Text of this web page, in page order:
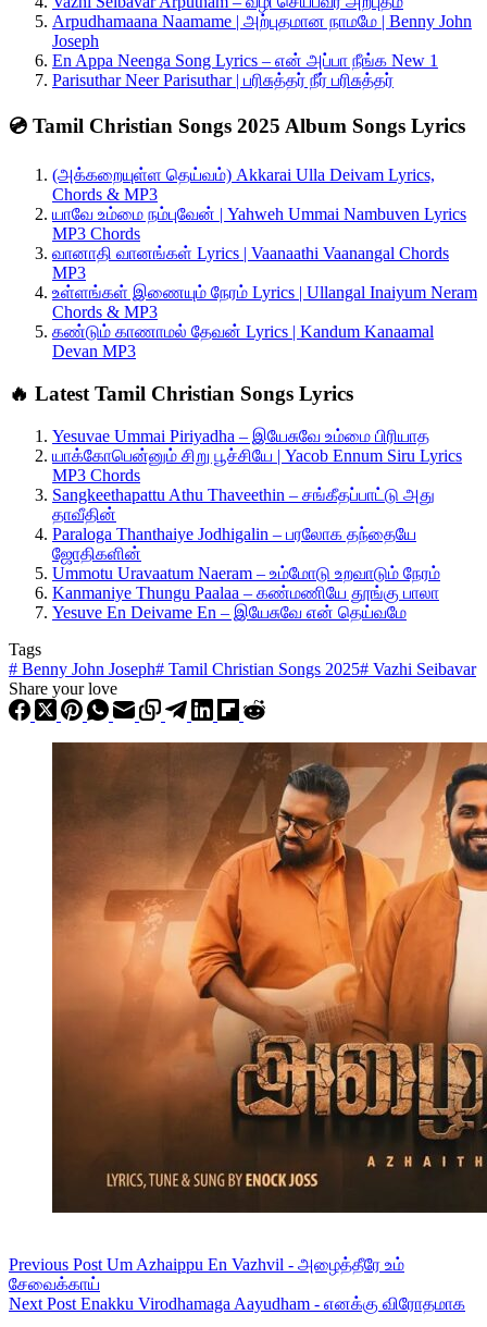
Arpudhamaana Naamame | அற்புதமான நாமமே | Benny John
Joseph
En Appa Neenga Song Lyrics – என் அப்பா நீங்க New 1
Parisuthar Neer Parisuthar | பரிசுத்தர் நீர் பரிசுத்தர்
💿 Tamil Christian Songs 2025 Album Songs Lyrics
(அக்கறையுள்ள தெய்வம்) Akkarai Ulla Deivam Lyrics,
Chords & MP3
யாவே உம்மை நம்புவேன் | Yahweh Ummai Nambuven Lyrics
MP3 Chords
வானாதி வானங்கள் Lyrics | Vaanaathi Vaanangal Chords
MP3
உள்ளங்கள் இணையும் நேரம் Lyrics | Ullangal Inaiyum Neram
Chords & MP3
கண்டும் காணாமல் தேவன் Lyrics | Kandum Kanaamal
Devan MP3
🔥 Latest Tamil Christian Songs Lyrics
Yesuvae Ummai Piriyadha – இயேசுவே உம்மை பிரியாத
யாக்கோபென்னும் சிறு பூச்சியே | Yacob Ennum Siru Lyrics
MP3 Chords
Sangkeethapattu Athu Thaveethin – சங்கீதப்பாட்டு அது
தாவீதின்
Paraloga Thanthaiye Jodhigalin – பரலோக தந்தையே
ஜோதிகளின்
Ummotu Uravaatum Naeram – உம்மோடு உறவாடும் நேரம்
Kanmaniye Thungu Paalaa – கண்மணியே தூங்கு பாலா
Yesuve En Deivame En – இயேசுவே என் தெய்வமே
Tags
# Benny John Joseph# Tamil Christian Songs 2025# Vazhi Seibavar
Share your love
Previous Post Um Azhaippu En Vazhvil - அழைத்தீரே உம்
சேவைக்காய்
Next Post Enakku Virodhamaga Aayudham - எனக்கு விரோதமாக